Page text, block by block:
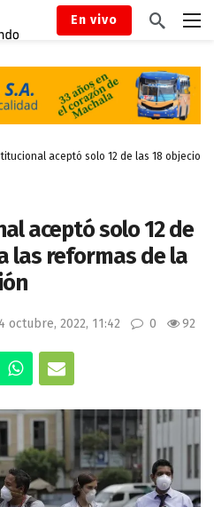
En vivo
aceptó solo 12 de las 18
aceptó solo 12 de
las reformas de la
octubre, 2022, 11:42 0 92